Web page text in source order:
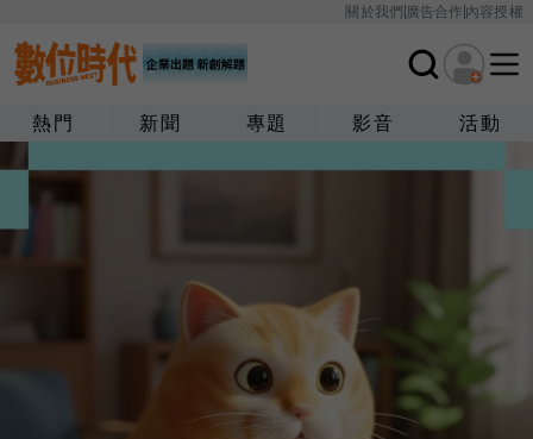
關於我們廣告合作內容授權
熱門 新聞 專題 影音 活動